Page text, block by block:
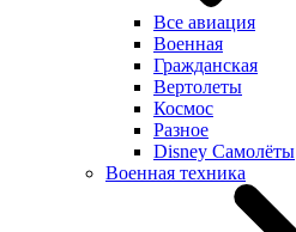
Все авиация
Военная
Гражданская
Вертолеты
Космос
Разное
Disney Самолёты
Военная техника